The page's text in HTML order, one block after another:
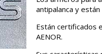
antipalanca y
Están certificados
AENOR.